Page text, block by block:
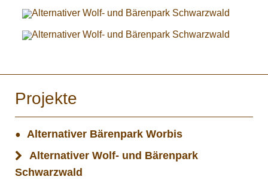
Projekte
Alternativer Bärenpark Worbis
Alternativer Wolf- und Bärenpark
Schwarzwald